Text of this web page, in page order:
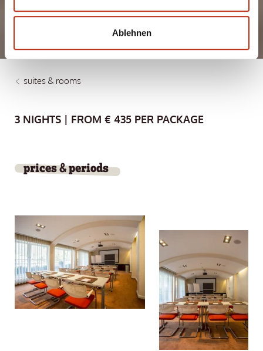
Ablehnen
suites & rooms
3 NIGHTS | FROM € 435 PER PACKAGE
prices & periods